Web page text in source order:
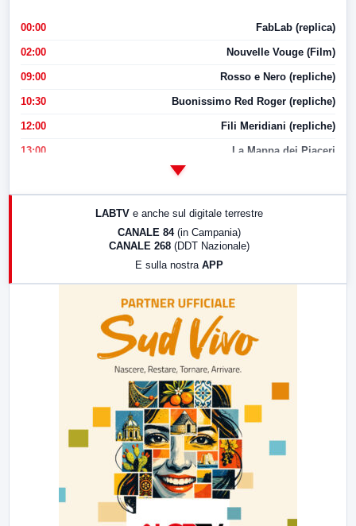
00:00 FabLab (replica)
02:00 Nouvelle Vouge (Film)
09:00 Rosso e Nero (repliche)
10:30 Buonissimo Red Roger (repliche)
12:00 Fili Meridiani (repliche)
13:00 La Mappa dei Piaceri
LABTV e anche sul digitale terrestre
CANALE 84 (in Campania)
CANALE 268 (DDT Nazionale)
E sulla nostra APP